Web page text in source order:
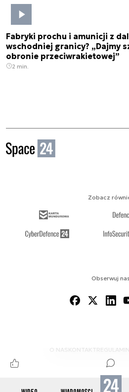
Fabryki prochu i amunicji z
wschodniej granicy? „Dajmy
obronie przeciwrakietowej”
2 min.
Obserwuj nas
O NAS KONTAKT
Zobacz